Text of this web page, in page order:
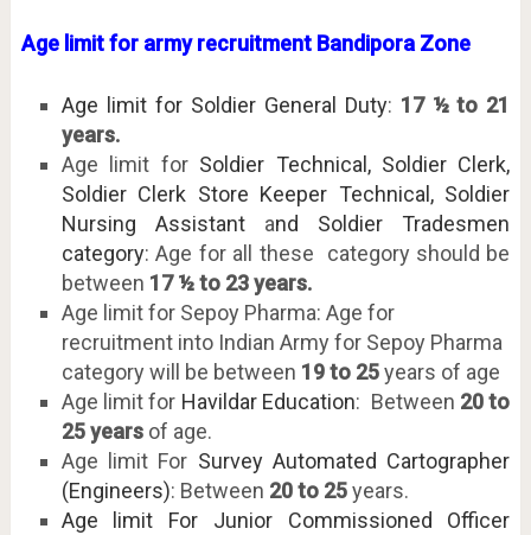
Age limit for army recruitment Bandipora Zone
Age limit for Soldier General Duty: 17 ½ to 21
years.
Age limit for Soldier Technical, Soldier Clerk,
Soldier Clerk Store Keeper Technical, Soldier
Nursing Assistantand Soldier Tradesmen
category: Age for all these category should be
between 17 ½ to 23 years.
Age limit for Sepoy Pharma: Age for
recruitment into Indian Army for Sepoy Pharma
category will be between 19 to 25years of age
Age limit for Havildar Education: Between 20 to
25 yearsof age.
Age limit For Survey Automated Cartographer
(Engineers): Between 20 to 25years.
Age limit For Junior Commissioned Officer